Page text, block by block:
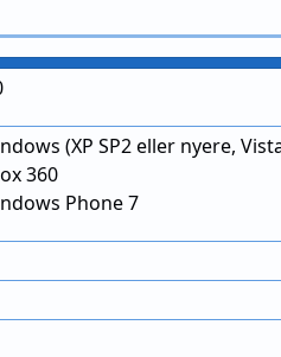
(XP SP2 eller nyere,
360
Phone 7